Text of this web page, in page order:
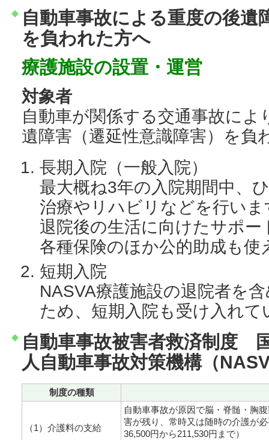
自動車事故による重度の後遺
を負われた方へ
療護施設の設置・運営
対象者
自動車が関係する交通事故によ
遺障害（遷延性意識障害）を負
長期入院（一般入院）
最大概ね3年の入院期間中、
治療やリハビリなどを行いま
退院後の生活に向けたサポー
各種保険のほか公的助成も使
短期入院
NASVA療護施設の退院者を
ため、短期入院も受け入れて
自動車事故被害者救済制度
人自動車事故対策機構（
制度の種類
（1）介護料の支給
自動車事故が原因で脳・脊髄・胸
害が残り、常時又は随時の介護が
36,500円から211,530円まで）